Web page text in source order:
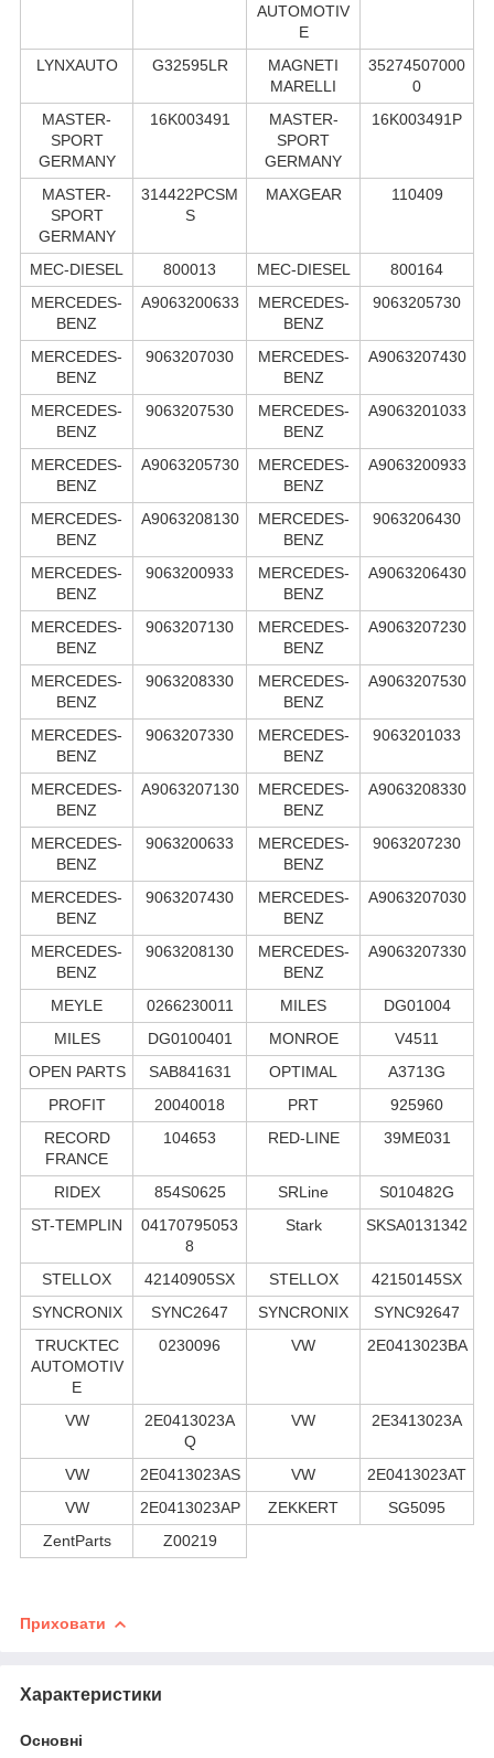
AUTOMOTIV
E
LYNXAUTO G32595LR
MAGNETI
MARELLI
35274507000
0
MASTER-
SPORT
GERMANY
16K003491
MASTER-
SPORT
GERMANY
16K003491P
MASTER-
SPORT
GERMANY
314422PCSM
S
MAXGEAR 110409
MEC-DIESEL 800013 MEC-DIESEL
800164
MERCEDES-
BENZ
A9063200633
MERCEDES-
BENZ
9063205730
MERCEDES-
BENZ
9063207030
MERCEDES-
BENZ
A9063207430
MERCEDES-
BENZ
9063207530
MERCEDES-
BENZ
A9063201033
MERCEDES-
BENZ
A9063205730
MERCEDES-
BENZ
A9063200933
MERCEDES-
BENZ
A9063208130
MERCEDES-
BENZ
9063206430
MERCEDES-
BENZ
9063200933
MERCEDES-
BENZ
A9063206430
MERCEDES-
BENZ
9063207130
MERCEDES-
BENZ
A9063207230
MERCEDES-
BENZ
9063208330
MERCEDES-
BENZ
A9063207530
MERCEDES-
BENZ
9063207330
MERCEDES-
BENZ
9063201033
MERCEDES-
BENZ
A9063207130
MERCEDES-
BENZ
A9063208330
MERCEDES-
BENZ
9063200633
MERCEDES-
BENZ
9063207230
MERCEDES-
BENZ
9063207430
MERCEDES-
BENZ
A9063207030
MERCEDES-
BENZ
9063208130
MERCEDES-
BENZ
A9063207330
MEYLE 0266230011 MILES
DG01004
MILES
DG0100401 MONROE
V4511
OPEN PARTS
SAB841631 OPTIMAL
A3713G
PROFIT
20040018 PRT
925960
RECORD
FRANCE
104653 RED-LINE 39ME031
RIDEX 854S0625 SRLine
S010482G
ST-TEMPLIN
04170795053
8
Stark SKSA0131342
STELLOX 42140905SX STELLOX
42150145SX
SYNCRONIX
SYNC2647 SYNCRONIX
SYNC92647
TRUCKTEC
AUTOMOTIV
E
0230096 VW 2E0413023BA
VW
2E0413023A
Q
VW 2E3413023A
VW 2E0413023AS VW
2E0413023AT
VW
2E0413023AP ZEKKERT
SG5095
ZentParts
Z00219
Приховати
Характеристики
Основні